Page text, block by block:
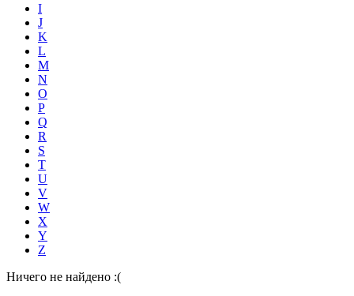
I
J
K
L
M
N
O
P
Q
R
S
T
U
V
W
X
Y
Z
Ничего не найдено :(